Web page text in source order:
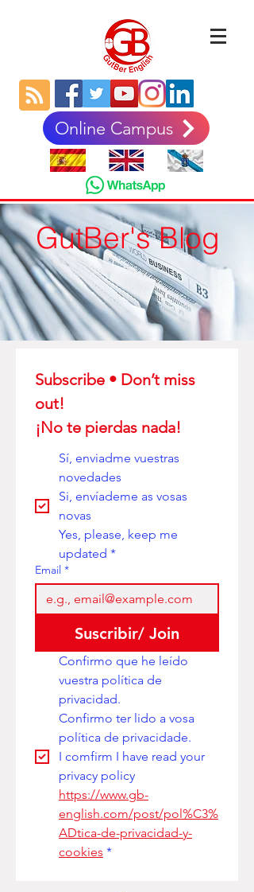
Online Campus
GutBer's Blog
Subscribe • Don’t miss
¡No te pierdas nada!
Sí, enviadme vuestras
novedades
Si, envíademe as vosas
novas
Yes, please, keep me
updated *
Email *
Suscribir/ Join
Confirmo que he leído
vuestra política de
Confirmo ter lido a vosa
I comfirm I have read your
privacy policy
https://www.gb-
english.com/post/pol%C3%
ADtica-de-privacidad-y-
cookies *